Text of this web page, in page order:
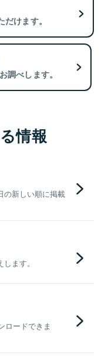
けます。
調べします。
情報
の新しい順に掲載
ます。
ロードできま